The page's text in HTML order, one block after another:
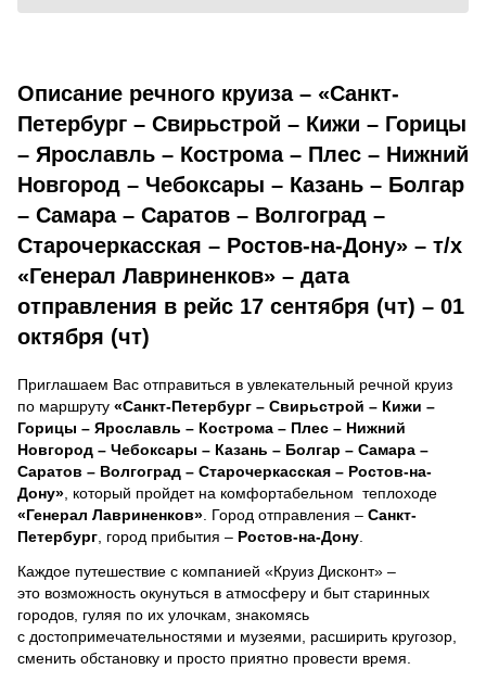
Описание речного круиза – «Санкт-
Петербург – Свирьстрой – Кижи – Горицы
– Ярославль – Кострома – Плес – Нижний
Новгород – Чебоксары – Казань – Болгар
– Самара – Саратов – Волгоград –
Старочеркасская – Ростов-на-Дону» – т/х
«Генерал Лавриненков» – дата
отправления в рейс 17 сентября (чт) – 01
октября (чт)
Приглашаем Вас отправиться в увлекательный речной круиз
по маршруту «Санкт-Петербург – Свирьстрой – Кижи –
Горицы – Ярославль – Кострома – Плес – Нижний
Новгород – Чебоксары – Казань – Болгар – Самара –
Саратов – Волгоград – Старочеркасская – Ростов-на-
Дону» , который пройдет на комфортабельном теплоходе
«Генерал Лавриненков» . Город отправления – Санкт-
Петербург , город прибытия – Ростов-на-Дону
Каждое путешествие с компанией «Круиз Дисконт» –
это возможность окунуться в атмосферу и быт старинных
городов, гуляя по их улочкам, знакомясь
с достопримечательностями и музеями, расширить кругозор,
сменить обстановку и просто приятно провести время.